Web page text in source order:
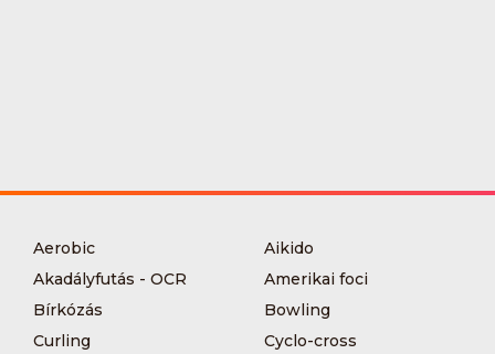
Aerobic
Aikido
Akadályfutás - OCR
Amerikai foci
Bírkózás
Bowling
Curling
Cyclo-cross